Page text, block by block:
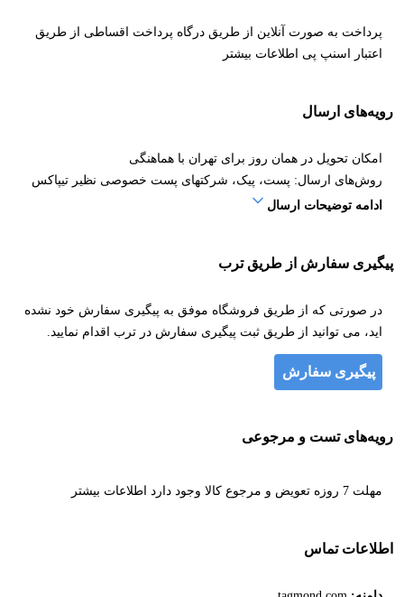
پرداخت به صورت آنلاین از طریق درگاه پرداخت اقساطی از طریق
اعتبار اسنپ پی اطلاعات بیشتر
رویه‌های ارسال
امکان تحویل در همان روز برای تهران با هماهنگی
روش‌های ارسال: پست، پیک، شرکتهای پست خصوصی نظیر تیپاکس
ادامه توضیحات ارسال
پیگیری سفارش از طریق ترب
در صورتی که از طریق فروشگاه موفق به پیگیری سفارش خود نشده
اید، می توانید از طریق ثبت پیگیری سفارش در ترب اقدام نمایید.
پیگیری سفارش
رویه‌های تست و مرجوعی
مهلت 7 روزه تعویض و مرجوع کالا وجود دارد اطلاعات بیشتر
اطلاعات تماس